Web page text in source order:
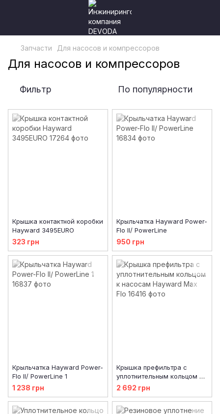
Запчасти Для насосов и компрессоров
Для насосов и компрессоров
Фильтр По популярности
Крышка контактной коробки
Hayward 3495EURO
323 грн
Крыльчатка Hayward Power-
Flo II/ PowerLine
950 грн
Крыльчатка Hayward Power-
Flo II/ PowerLine 1
1 238 грн
Крышка префильтра с
уплотнительным кольцом к
насосам Hayward Max Flo
2 692 грн